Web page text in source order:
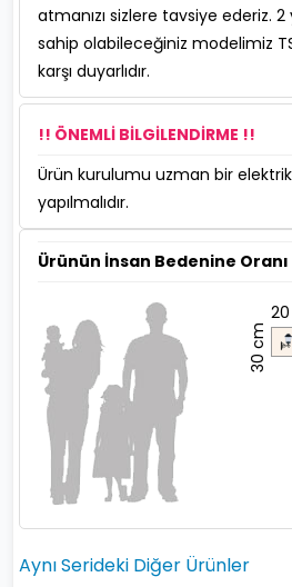
atmanızı sizlere tavsiye ederiz.
sahip olabileceğiniz modelimiz
karşı duyarlıdır.
!! ÖNEMLİ BİLGİLENDİRME !!
Ürün kurulumu uzman bir
yapılmalıdır.
Ürünün İnsan Bedenine Oranı
30 cm
Aynı Serideki Diğer Ürünler